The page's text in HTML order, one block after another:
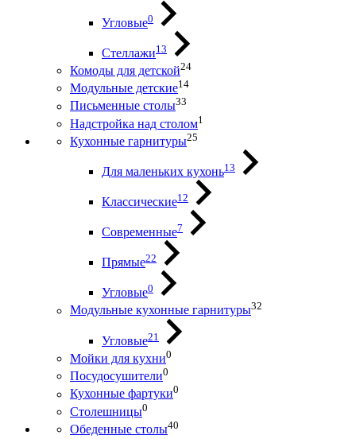
Угловые0
Стеллажи13
Комоды для детской24
Модульные детские14
Письменные столы33
Надстройка над столом1
Кухонные гарнитуры25
Для маленьких кухонь13
Классические12
Современные7
Прямые22
Угловые0
Модульные кухонные гарнитуры32
Угловые21
Мойки для кухни0
Посудосушители0
Кухонные фартуки0
Столешницы0
Обеденные столы40